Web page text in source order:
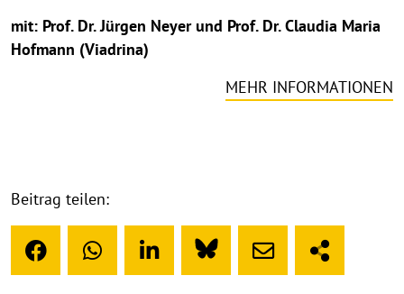
mit: Prof. Dr. Jürgen Neyer und Prof. Dr. Claudia Maria
Hofmann (Viadrina)
MEHR INFORMATIONEN
Beitrag teilen: